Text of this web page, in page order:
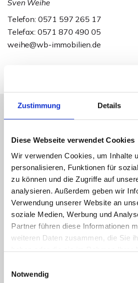
Zustimmung Details
Diese Webseite verwendet Cookies
Wir verwenden Cookies, um Inhalte
personalisieren, Funktionen für
zu können und die Zugriffe auf
analysieren. Außerdem geben wir
Verwendung unserer Website an
soziale Medien, Werbung und
Partner führen diese Informationen
weiteren Daten zusammen, die Sie
haben oder die sie im Rahmen Ihrer
Notwendig
Sven Weihe
Telefon: 0571 597 265 17
Telefax: 0571 870 490 05
weihe@wb-immobilien.de
70 kWh / (m²*a)
Energieverbrauchskennwert
Weitere Informationen
Wesentlicher Energieträger